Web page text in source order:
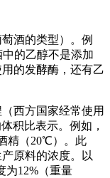
酒的类型）。例
的乙醇不是添加
的发酵酶，还有乙
西方国家经常使用
积比表示。例如，
精（20℃）。此
原料的浓度。以
为12%（重量